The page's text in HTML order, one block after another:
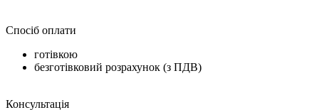
Спосіб оплати
готівкою
безготівковий розрахунок (з ПДВ)
Консультація